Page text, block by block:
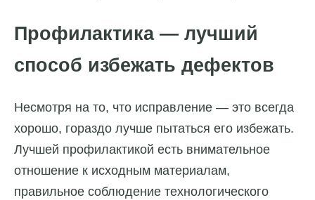
Профилактика — лучший
способ избежать дефектов
Несмотря на то, что исправление — это всегда
хорошо, гораздо лучше пытаться его избежать.
Лучшей профилактикой есть внимательное
отношение к исходным материалам,
правильное соблюдение технологического